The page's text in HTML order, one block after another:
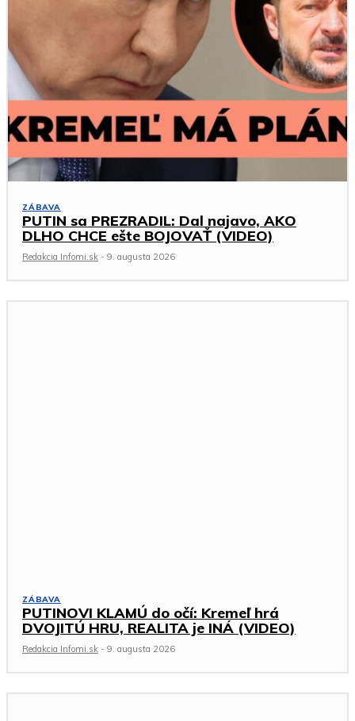
ZÁBAVA
PUTIN sa PREZRADIL: Dal najavo, AKO
DLHO CHCE ešte BOJOVAŤ (VIDEO)
Redakcia Infomi.sk - 9. augusta 2026
ZÁBAVA
PUTINOVI KLAMÚ do očí: Kremeľ hrá
DVOJITÚ HRU, REALITA je INÁ (VIDEO)
Redakcia Infomi.sk - 9. augusta 2026